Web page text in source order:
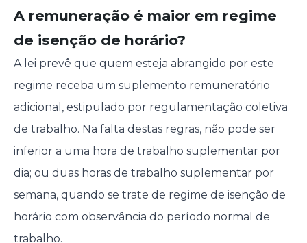
A remuneração é maior em regime
de isenção de horário?
A lei prevê que quem esteja abrangido por este
regime receba um suplemento remuneratório
adicional, estipulado por regulamentação coletiva
de trabalho. Na falta destas regras, não pode ser
inferior a uma hora de trabalho suplementar por
dia; ou duas horas de trabalho suplementar por
semana, quando se trate de regime de isenção de
horário com observância do período normal de
trabalho.